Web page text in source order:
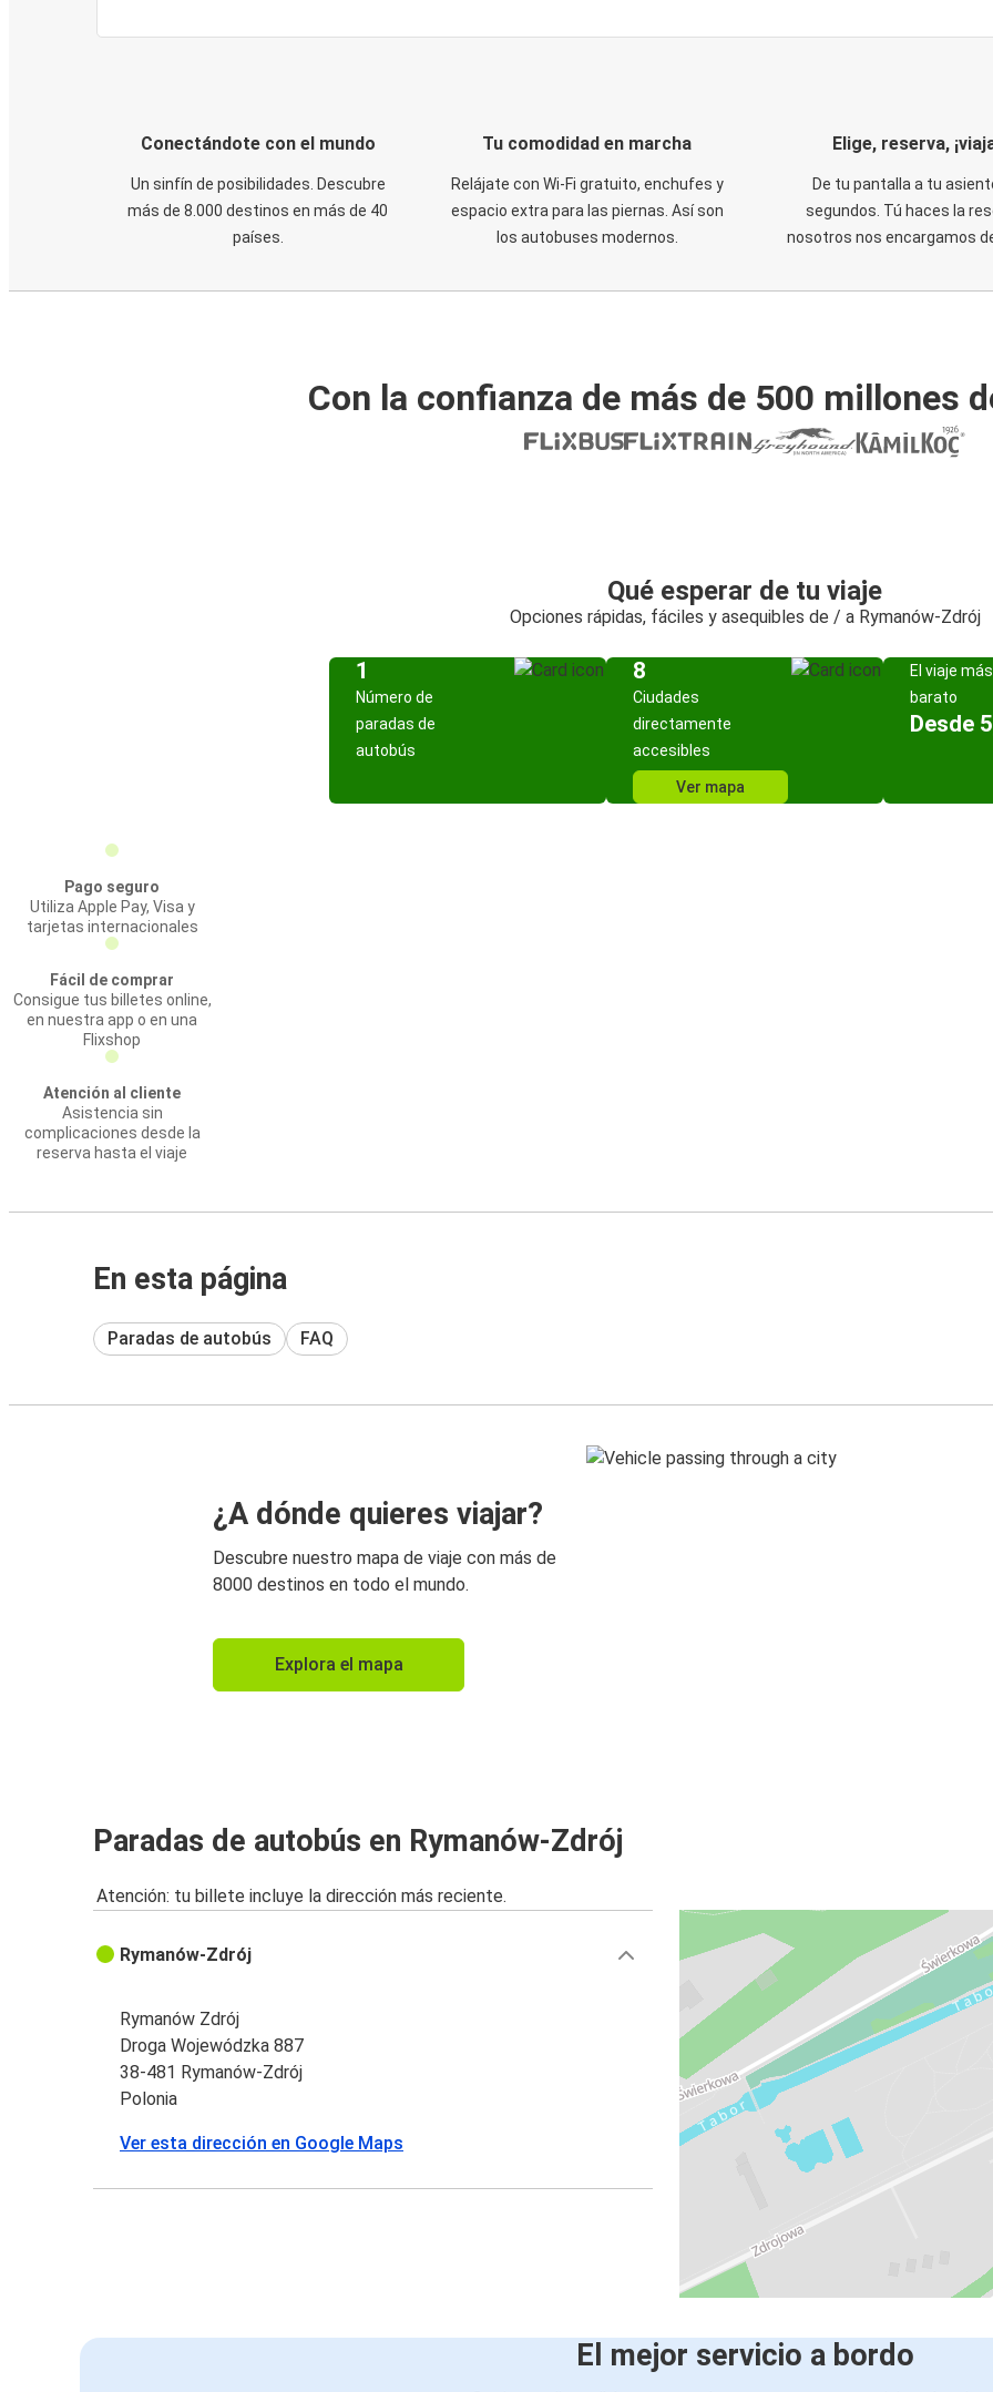
Conectándote con el mundo
Un sinfín de posibilidades. Descubre
más de 8.000 destinos en más de 40
países.
Tu comodidad en marcha
Relájate con Wi-Fi gratuito, enchufes y
espacio extra para las piernas. Así son
los autobuses modernos.
Elige, reserva,
De tu pantalla a tu
segundos. Tú haces la
nosotros nos encargamos
Con la confianza de más de 500 millones
Qué esperar de tu viaje
Opciones rápidas, fáciles y asequibles de / a Rymanów-Zdrój
1
Número de
paradas de
autobús
8
Ciudades
directamente
accesibles
Ver mapa
El viaje más
barato
Desde
Pago seguro
Utiliza Apple Pay, Visa y
tarjetas internacionales
Fácil de comprar
Consigue tus billetes online,
en nuestra app o en una
Flixshop
Atención al cliente
Asistencia sin
complicaciones desde la
reserva hasta el viaje
En esta página
Paradas de autobús FAQ
¿A dónde quieres viajar?
Descubre nuestro mapa de viaje con más de
8000 destinos en todo el mundo.
Explora el mapa
Paradas de autobús en Rymanów-Zdrój
Atención: tu billete incluye la dirección más reciente.
Rymanów-Zdrój
Rymanów Zdrój
Droga Wojewódzka 887
38-481 Rymanów-Zdrój
Polonia
Ver esta dirección en Google Maps
El mejor servicio a bordo